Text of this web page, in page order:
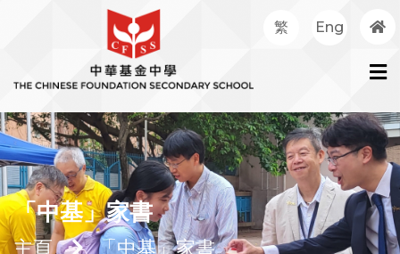
繁 Eng
「中基」家書
主頁 「中基」家書